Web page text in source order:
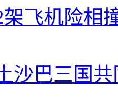
飞机险相
沙巴三国